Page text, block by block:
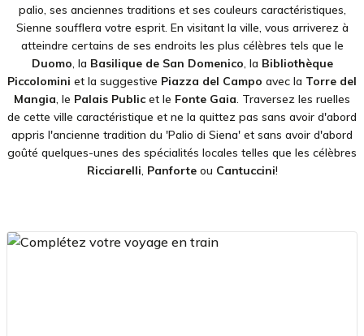
palio, ses anciennes traditions et ses couleurs caractéristiques,
Sienne soufflera votre esprit. En visitant la ville, vous arriverez à
atteindre certains de ses endroits les plus célèbres tels que le
Duomo , la Basilique de San Domenico , la Bibliothèque
Piccolomini et la suggestive Piazza del Campo avec la Torre del
Mangia , le Palais Public et le Fonte Gaia . Traversez les ruelles
de cette ville caractéristique et ne la quittez pas sans avoir d'abord
appris l'ancienne tradition du 'Palio di Siena' et sans avoir d'abord
goûté quelques-unes des spécialités locales telles que les célèbres
Ricciarelli Panforte ou Cantuccini!